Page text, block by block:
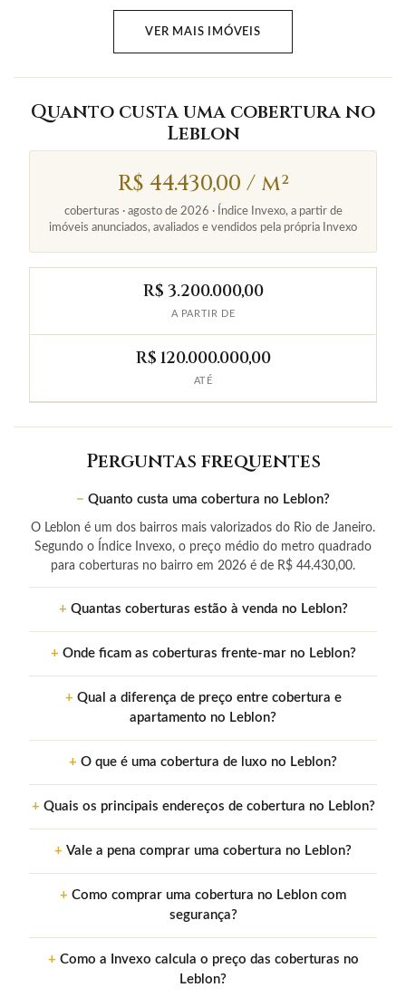
VER MAIS IMÓVEIS
Quanto custa uma cobertura no
Leblon
R$ 44.430,00 / m²
coberturas · agosto de 2026 · Índice Invexo, a partir de
imóveis anunciados, avaliados e vendidos pela própria Invexo
R$ 3.200.000,00
A PARTIR DE
R$ 120.000.000,00
ATÉ
Perguntas frequentes
Quanto custa uma cobertura no Leblon?
O Leblon é um dos bairros mais valorizados do Rio de Janeiro.
Segundo o Índice Invexo, o preço médio do metro quadrado
para coberturas no bairro em 2026 é de R$ 44.430,00.
Quantas coberturas estão à venda no Leblon?
Onde ficam as coberturas frente-mar no Leblon?
Qual a diferença de preço entre cobertura e
apartamento no Leblon?
O que é uma cobertura de luxo no Leblon?
Quais os principais endereços de cobertura no Leblon?
Vale a pena comprar uma cobertura no Leblon?
Como comprar uma cobertura no Leblon com
segurança?
Como a Invexo calcula o preço das coberturas no
Leblon?